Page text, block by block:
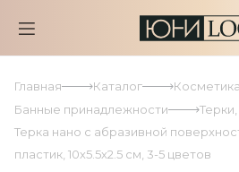
Главная Каталог
Банные принадлежности
Терка нано с абразивной
пластик, 10х5.5х2.5 см, 3-5 цветов